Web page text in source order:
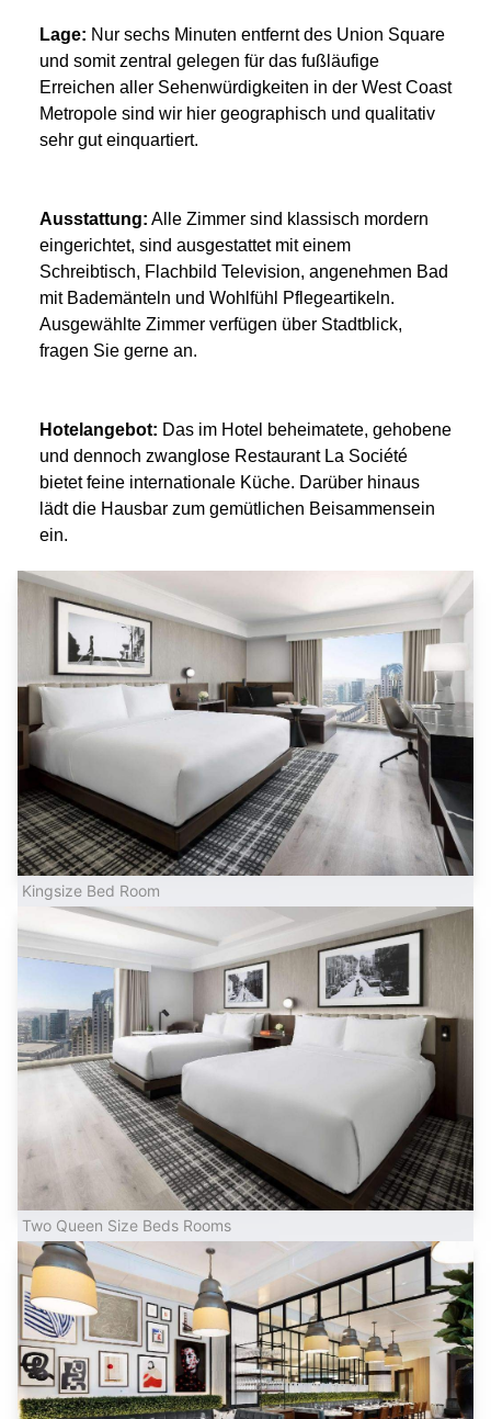
Lage: Nur sechs Minuten entfernt des Union Square
und somit zentral gelegen für das fußläufige
Erreichen aller Sehenwürdigkeiten in der West Coast
Metropole sind wir hier geographisch und qualitativ
sehr gut einquartiert.
Ausstattung: Alle Zimmer sind klassisch mordern
eingerichtet, sind ausgestattet mit einem
Schreibtisch, Flachbild Television, angenehmen Bad
mit Bademänteln und Wohlfühl Pflegeartikeln.
Ausgewählte Zimmer verfügen über Stadtblick,
fragen Sie gerne an.
Hotelangebot: Das im Hotel beheimatete, gehobene
und dennoch zwanglose Restaurant La Société
bietet feine internationale Küche. Darüber hinaus
lädt die Hausbar zum gemütlichen Beisammensein
ein.
Kingsize Bed Room
Two Queen Size Beds Rooms